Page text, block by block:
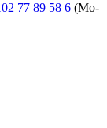
77 89 58 6 (Mo-